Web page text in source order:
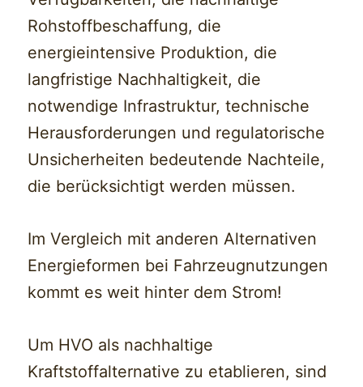
Rohstoffbeschaffung, die
energieintensive Produktion, die
langfristige Nachhaltigkeit, die
notwendige Infrastruktur, technische
Herausforderungen und regulatorische
Unsicherheiten bedeutende Nachteile,
die berücksichtigt werden müssen.
Im Vergleich mit anderen Alternativen
Energieformen bei Fahrzeugnutzungen
kommt es weit hinter dem Strom!
Um HVO als nachhaltige
Kraftstoffalternative zu etablieren, sind